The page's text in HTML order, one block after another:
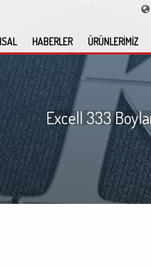
HABERLER ÜRÜNLERİMİZ
Excell 333